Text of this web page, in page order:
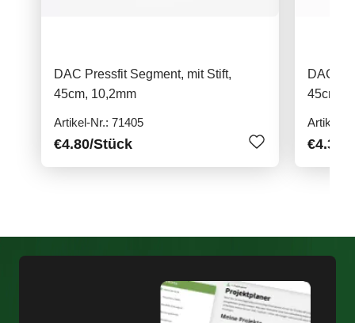
DAC Pressfit Segment, mit Stift,
45cm, 10,2mm
Artikel-Nr.: 71405
€4.80/Stück
DAC
45cm,
Artikel-
€4.30